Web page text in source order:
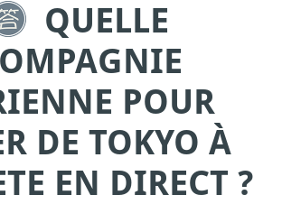
QUELLE
POUR
DE TOKYO À
EN DIRECT ?